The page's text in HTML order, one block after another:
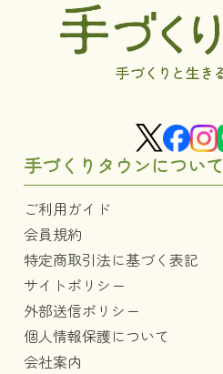
手づくりタウンについて
ご利用ガイド
会員規約
特定商取引法に基づく表記
サイトポリシー
外部送信ポリシー
個人情報保護について
会社案内